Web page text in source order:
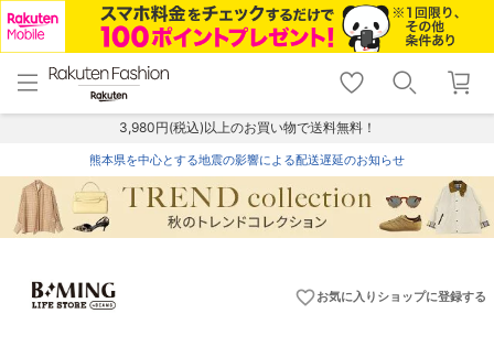
menu home
トップ
shopping_cart lock_outline
ログイン
3,980円(税込)以上のお買い物で送料無料！
熊本県を中心とする地震の影響による配送遅延のお知らせ
favorite_borderお気に入りショップに登録する